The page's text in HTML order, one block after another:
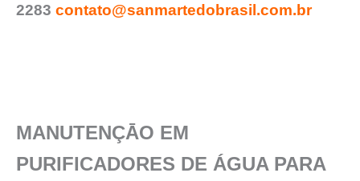
2283 contato@sanmartedobrasil.com.br
MANUTENÇĀO EM
PURIFICADORES DE ÁGUA PARA